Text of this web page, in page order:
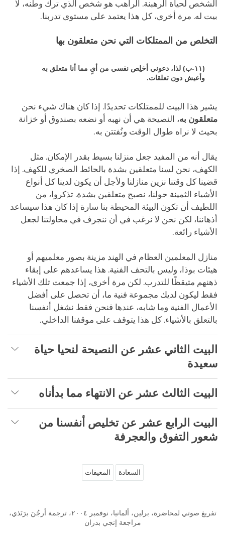
الشخص لحياة الرهبنة. الراهب هو شخص الذي ترك وطنه، لا
بيت له. مرة أخرى، كل هذا يعتمد على مستوى تدربنا.
التخلص من الممتلكات التي نحن متعلقون بها
(١١-ب) لذا، دعوني أخلِص نفسي من أيٍ مما أنا متعلق به
وأعيش دون تعلقات.
يشير هذا البيت للممتلكات تحديدًا. إذا كان هناك شيء نحن
متعلقون به، النصيحة هي أن نهبه أو نضعه بصندوق أو خزانة
بحيث لا نراه طوال الوقت ونُفتتن به.
يقال أنه من المفيد جعل منزلنا بسيط بقدر الإمكان. مثل
الكهف، نحن لسنا متعلقين بشدة بالحائط الصخري للكهف. إذا
قضينا كل وقتنا نزين منازلنا ولأجل أن يكون لدينا كل أنواع
الأشياء الثمينة حولنا، نصبح متعلقين بشدة. تذكروا، من
اللطيف أن تكون البيئة المحيطة بنا سارة إذا كان هذا سيساعد
أذهاننا، لكن نحن لا نرغب في أن ننجرف في محاولتنا لجعل
الأشياء رائعة.
منازل المعلمين العظام في الهند مزينة بصور معلميهم أو
هيئات بوذا، وليس بالتحف الفنية. هذا يساعدهم على إبقاء
ذهنهم متيقظًا للتدرب. لكن مرة أخرى، إذا جمعت تلك الأشياء
فقط ليكون لديك مجموعة فنية ما، أن تحصل على أفضل
الأعمال الفنية وما شابه، عندها فنحن فقط نشغل أنفسنا
بالتعلق بالأشياء. كل هذا يتوقف على موقفنا الداخلي.
البيت الثاني عشر عن النصيحة لنحيا حياة
سعيدة
البيت الثالث عشر عن الانتهاء مما بدأناه
البيت الرابع عشر عن تخليص أنفسنا من
شعور التفوق والعجرفة
السعادة المعيقات
تفريغ صوتي لمحاضرة، برلين، ألمانيا، نوفمبر ٢٠٠٤، ترجمة أرجُنَ برَنَذي،
مراجعة إنجي بدران